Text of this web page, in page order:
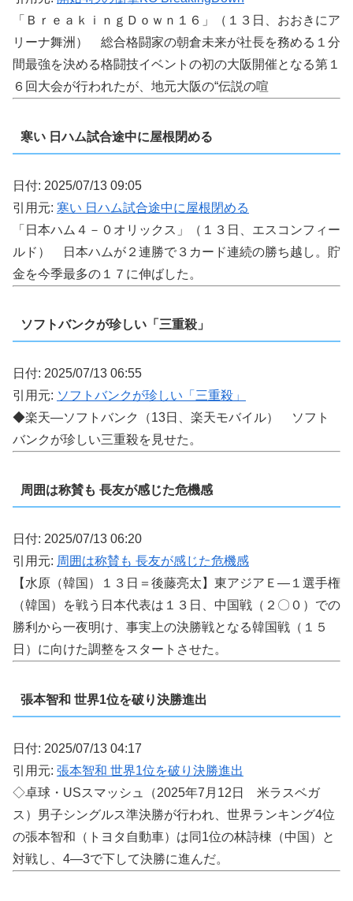
「ＢｒｅａｋｉｎｇＤｏｗｎ１６」（１３日、おおきにア
リーナ舞洲） 総合格闘家の朝倉未来が社長を務める１分
間最強を決める格闘技イベントの初の大阪開催となる第１
６回大会が行われたが、地元大阪の“伝説の喧
寒い 日ハム試合途中に屋根閉める
日付: 2025/07/13 09:05
引用元: 寒い 日ハム試合途中に屋根閉める
「日本ハム４－０オリックス」（１３日、エスコンフィー
ルド） 日本ハムが２連勝で３カード連続の勝ち越し。貯
金を今季最多の１７に伸ばした。
ソフトバンクが珍しい「三重殺」
日付: 2025/07/13 06:55
引用元: ソフトバンクが珍しい「三重殺」
◆楽天―ソフトバンク（13日、楽天モバイル） ソフト
バンクが珍しい三重殺を見せた。
周囲は称賛も 長友が感じた危機感
日付: 2025/07/13 06:20
引用元: 周囲は称賛も 長友が感じた危機感
【水原（韓国）１３日＝後藤亮太】東アジアＥ―１選手権
（韓国）を戦う日本代表は１３日、中国戦（２〇０）での
勝利から一夜明け、事実上の決勝戦となる韓国戦（１５
日）に向けた調整をスタートさせた。
張本智和 世界1位を破り決勝進出
日付: 2025/07/13 04:17
引用元: 張本智和 世界1位を破り決勝進出
◇卓球・USスマッシュ（2025年7月12日 米ラスベガ
ス）男子シングルス準決勝が行われ、世界ランキング4位
の張本智和（トヨタ自動車）は同1位の林詩棟（中国）と
対戦し、4―3で下して決勝に進んだ。